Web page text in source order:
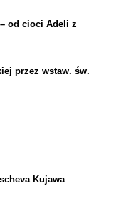
od cioci Adeli z
przez wstaw. św.
Kujawa